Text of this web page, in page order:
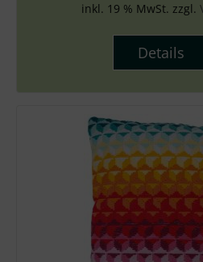
inkl. 19 % MwSt. zzgl.
Details